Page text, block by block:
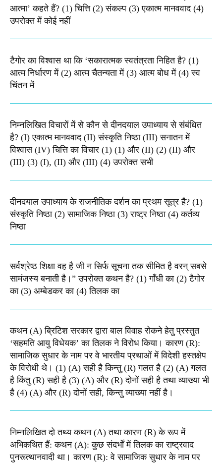
आत्मा’ कहते हैं? (1) चित्ति (2) संकल्प (3) एकात्म मानववाद (4)
उपरोक्त में कोई नहीं
टैगोर का विश्वास था कि ‘सकारात्मक स्वतंत्रता निहित है? (1)
आत्म निर्धारण में (2) आत्म चैतन्यता में (3) आत्म बोध में (4) स्व
चिंतन में
निम्नलिखित विचारों में से कौन से दीनदयाल उपाध्याय से संबंधित
है? (I) एकात्म मानववाद (II) संस्कृति निष्ठा (III) सनातन में
विश्वास (IV) चित्ति का विचार (1) (1) और (II) (2) (II) और
(III) (3) (I), (II) और (III) (4) उपरोक्त सभी
दीनदयाल उपाध्याय के राजनीतिक दर्शन का प्रथम सूत्र है? (1)
संस्कृति निष्ठा (2) सामाजिक निष्ठा (3) राष्ट्र निष्ठा (4) कर्तव्य
निष्ठा
सर्वश्रेष्ठ शिक्षा वह है जी न सिर्फ सूचना तक सीमित है वरन् सबसे
सामंजस्य बनाती है।” उपरोक्त कथन है? (1) गाँधी का (2) टैगोर
का (3) अम्बेडकर का (4) तिलक का
कथन (A) ब्रिटिश सरकार द्वारा बाल विवाह रोकने हेतु प्रस्तुत
‘सहमति आयु विधेयक’ का तिलक ने विरोध किया। कारण (R):
सामाजिक सुधार के नाम पर वे भारतीय प्रथाओं में विदेशी हस्तक्षेप
के विरोधी थे। (1) (A) सही है किन्तु (R) गलत है (2) (A) गलत
है किंतु (R) सही है (3) (A) और (R) दोनों सही है तथा व्याख्या भी
है (4) (A) और (R) दोनों सही, किन्तु व्याख्या नहीं है।
निम्नलिखित दो तथ्य कथन (A) तथा कारण (R) के रूप में
अभिकथित हैं: कथन (A): कुछ संदर्भों में तिलक का राष्ट्रवाद
पुनरूत्थानवादी था। कारण (R): वे सामाजिक सुधार के नाम पर